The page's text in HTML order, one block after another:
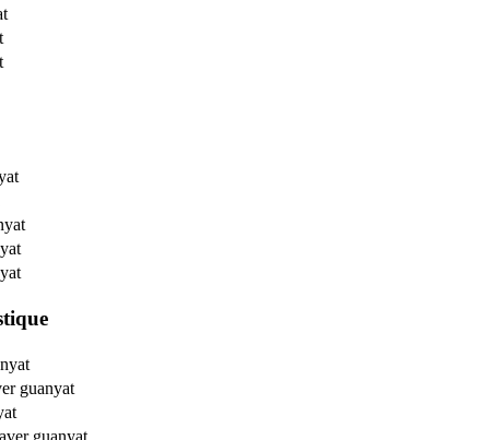
guanyat
guanyat